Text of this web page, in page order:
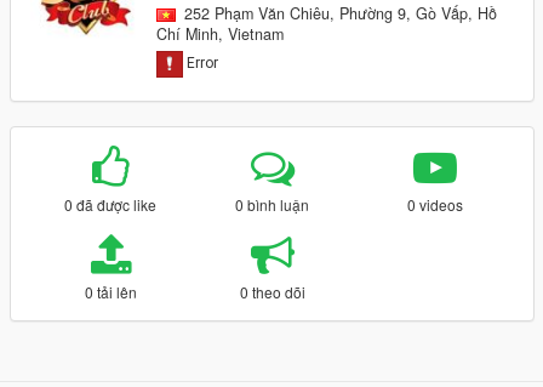
252 Phạm Văn Chiêu, Phường 9, Gò Vấp, Hồ
Chí Minh, Vietnam
0 đã được like 0 bình luận 0 videos
0 tải lên 0 theo dõi